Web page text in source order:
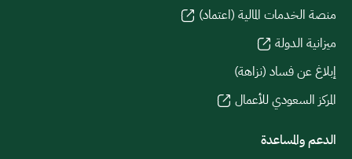
منصة الخدمات المالية (اعتماد)
ميزانية الدولة
إبلاغ عن فساد (نزاهة)
المركز السعودي للأعمال
الدعم والمساعدة